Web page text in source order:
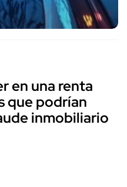
en una renta
que podrían
inmobiliario